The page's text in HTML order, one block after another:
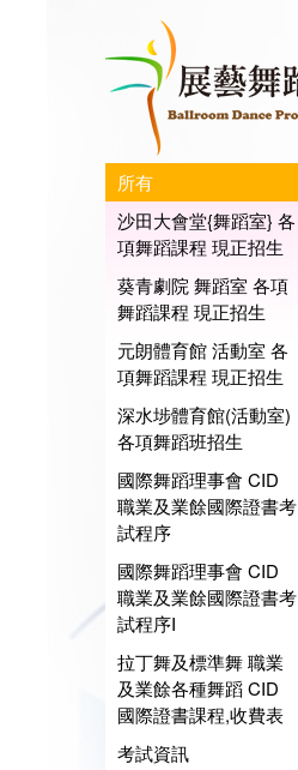
所有
沙田大會堂{舞蹈室} 各
項舞蹈課程 現正招生
葵青劇院 舞蹈室 各項
舞蹈課程 現正招生
元朗體育館 活動室 各
項舞蹈課程 現正招生
深水埗體育館(活動室)
各項舞蹈班招生
國際舞蹈理事會 CID
職業及業餘國際證書考
試程序
國際舞蹈理事會 CID
職業及業餘國際證書考
試程序I
拉丁舞及標準舞 職業
及業餘各種舞蹈 CID
國際證書課程,收費表
考試資訊